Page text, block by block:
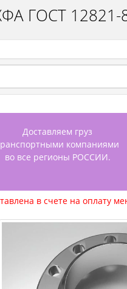
ГОСТ 12821-
Доставляем груз
компаниями
во все регионы РОССИИ.
в счете на оплату